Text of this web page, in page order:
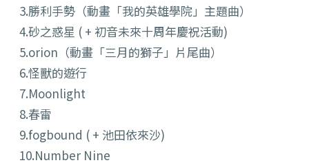
3.勝利手勢（動畫「我的英雄學院」主題曲）
4.砂之惑星 ( + 初音未來十周年慶祝活動)
5.orion（動畫「三月的獅子」片尾曲）
6.怪獸的遊行
7.Moonlight
8.春雷
9.fogbound ( + 池田依來沙)
10.Number Nine